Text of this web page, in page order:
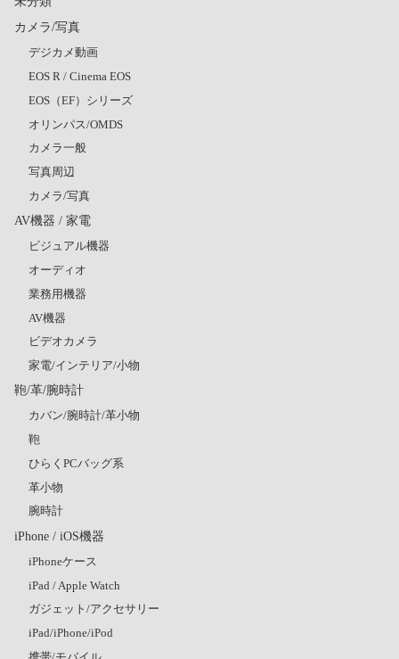
カメラ/写真
デジカメ動画
EOS R / Cinema EOS
EOS（EF）シリーズ
オリンパス/OMDS
カメラ一般
写真周辺
カメラ/写真
AV機器 / 家電
ビジュアル機器
オーディオ
業務用機器
AV機器
ビデオカメラ
家電/インテリア/小物
鞄/革/腕時計
カバン/腕時計/革小物
鞄
ひらくPCバッグ系
革小物
腕時計
iPhone / iOS機器
iPhoneケース
iPad / Apple Watch
ガジェット/アクセサリー
iPad/iPhone/iPod